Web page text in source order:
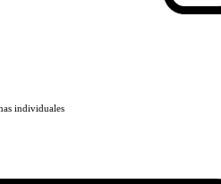
individuales